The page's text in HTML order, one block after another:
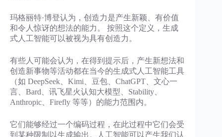
玛格丽特·博登认为，创造力是产生新颖、有价值
和令人惊讶的想法的能力。 按照这个定义，生成
式人工智能可以被视为具有创造力。
有些人可能会认为，在得到提示后，产生新想法和
创造新事物等活动都在当今的生成式人工智能工具
（如 DeepSeek、Kimi、豆包、ChatGPT、文心一
言、Bard、讯飞星火认知大模型、Stability、
Anthropic、Firefly 等等）的能力范围内。
它们能够经过一个编码过程，在此过程中它们会受
到某种限制以生成输出。人工智能可以产生我们认